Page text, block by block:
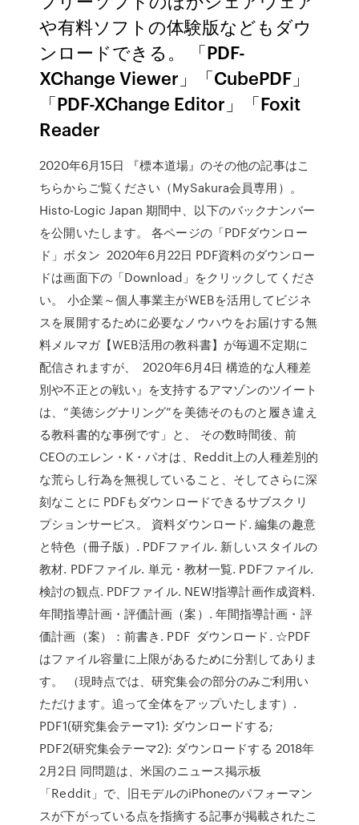
や有料ソフトの体験版などもダウ
ンロードできる。 「PDF-
XChange Viewer」「CubePDF」
「PDF-XChange Editor」「Foxit
Reader
2020年6月15日 『標本道場』のその他の記事はこ
ちらからご覧ください（MySakura会員専用）。
Histo-Logic Japan 期間中、以下のバックナンバー
を公開いたします。 各ページの「PDFダウンロー
ド」ボタン 2020年6月22日 PDF資料のダウンロー
ドは画面下の「Download」をクリックしてくださ
い。 小企業～個人事業主がWEBを活用してビジネ
スを展開するために必要なノウハウをお届けする無
料メルマガ【WEB活用の教科書】が毎週不定期に
配信されますが、 2020年6月4日 構造的な人種差
別や不正との戦い』を支持するアマゾンのツイート
は、“美徳シグナリング”を美徳そのものと履き違え
る教科書的な事例です」と、 その数時間後、前
CEOのエレン・K・パオは、Reddit上の人種差別的
な荒らし行為を無視していること、そしてさらに深
刻なことに PDFもダウンロードできるサブスクリ
プションサービス。 資料ダウンロード. 編集の趣意
と特色（冊子版）. PDFファイル. 新しいスタイルの
教材. PDFファイル. 単元・教材一覧. PDFファイル.
検討の観点. PDFファイル. NEW!指導計画作成資料.
年間指導計画・評価計画（案）. 年間指導計画・評
価計画（案）：前書き. PDF ダウンロード. ☆PDF
はファイル容量に上限があるために分割してありま
す。 （現時点では、研究集会の部分のみご利用い
ただけます。追って全体をアップいたします）.
PDF1(研究集会テーマ1): ダウンロードする;
PDF2(研究集会テーマ2): ダウンロードする 2018年
2月2日 同問題は、米国のニュース掲示板
「Reddit」で、旧モデルのiPhoneのパフォーマン
スが下がっている点を指摘する記事が掲載されたこ